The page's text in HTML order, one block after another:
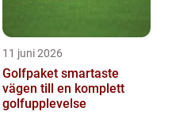
11 juni 2026
Golfpaket smartaste
vägen till en komplett
golfupplevelse